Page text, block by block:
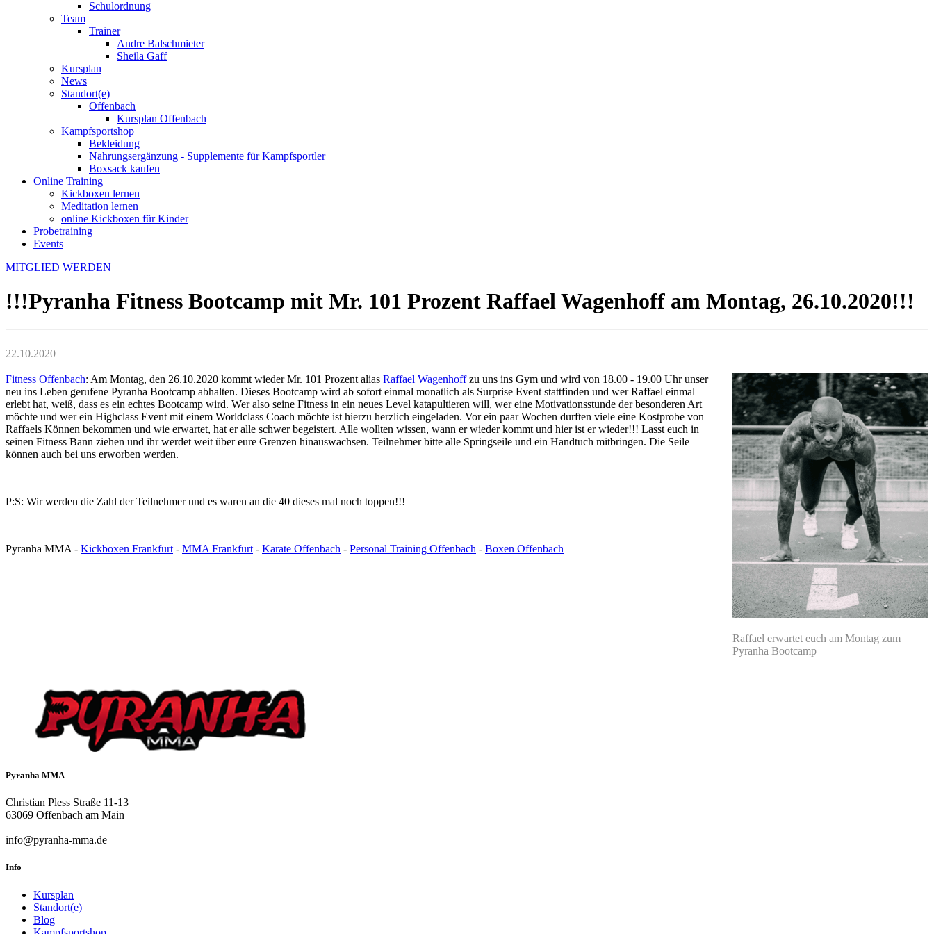
Schulordnung
Team
Trainer
Andre Balschmieter
Sheila Gaff
Kursplan
News
Standort(e)
Offenbach
Kursplan Offenbach
Kampfsportshop
Bekleidung
Nahrungsergänzung - Supplemente für Kampfsportler
Boxsack kaufen
Online Training
Kickboxen lernen
Meditation lernen
online Kickboxen für Kinder
Probetraining
Events
MITGLIED WERDEN
!!!Pyranha Fitness Bootcamp mit Mr. 101 Prozent Raffael Wagenhoff am Montag, 26.10.2020!!!
22.10.2020
Raffael erwartet euch am Montag zum
Pyranha Bootcamp
Fitness Offenbach: Am Montag, den 26.10.2020 kommt wieder Mr. 101 Prozent alias Raffael Wagenhoffzu uns ins Gym und wird von 18.00 - 19.00 Uhr unser
neu ins Leben gerufene Pyranha Bootcamp abhalten. Dieses Bootcamp wird ab sofort einmal monatlich als Surprise Event stattfinden und wer Raffael einmal
erlebt hat, weiß, dass es ein echtes Bootcamp wird. Wer also seine Fitness in ein neues Level katapultieren will, wer eine Motivationsstunde der besonderen Art
möchte und wer ein Highclass Event mit einem Worldclass Coach möchte ist hierzu herzlich eingeladen. Vor ein paar Wochen durften viele eine Kostprobe von
Raffaels Können bekommen und wie erwartet, hat er alle schwer begeistert. Alle wollten wissen, wann er wieder kommt und hier ist er wieder!!! Lasst euch in
seinen Fitness Bann ziehen und ihr werdet weit über eure Grenzen hinauswachsen. Teilnehmer bitte alle Springseile und ein Handtuch mitbringen. Die Seile
können auch bei uns erworben werden.
P:S: Wir werden die Zahl der Teilnehmer und es waren an die 40 dieses mal noch toppen!!!
Pyranha MMA - Kickboxen Frankfurt - MMA Frankfurt - Karate Offenbach - Personal Training Offenbach - Boxen Offenbach
Pyranha MMA
Christian Pless Straße 11-13
63069 Offenbach am Main
info@pyranha-mma.de
Info
Kursplan
Standort(e)
Blog